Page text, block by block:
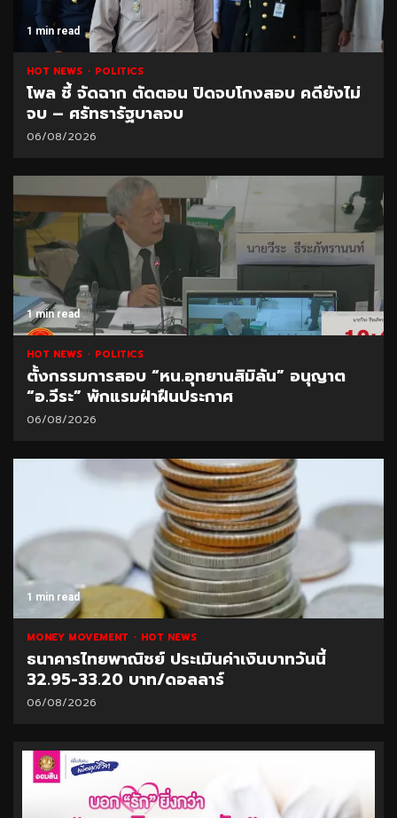
1 min read
HOT NEWS POLITICS
โพล ชี้ จัดฉาก ตัดตอน ปิดจบโกงสอบ คดียังไม่
จบ – ศรัทธารัฐบาลจบ
06/08/2026
1 min read
HOT NEWS POLITICS
ตั้งกรรมการสอบ “หน.อุทยานสิมิลัน” อนุญาต
“อ.วีระ” พักแรมฝ่าฝืนประกาศ
06/08/2026
1 min read
MONEY MOVEMENT HOT NEWS
ธนาคารไทยพาณิชย์ ประเมินค่าเงินบาทวันนี้
32.95-33.20 บาท/ดอลลาร์
06/08/2026